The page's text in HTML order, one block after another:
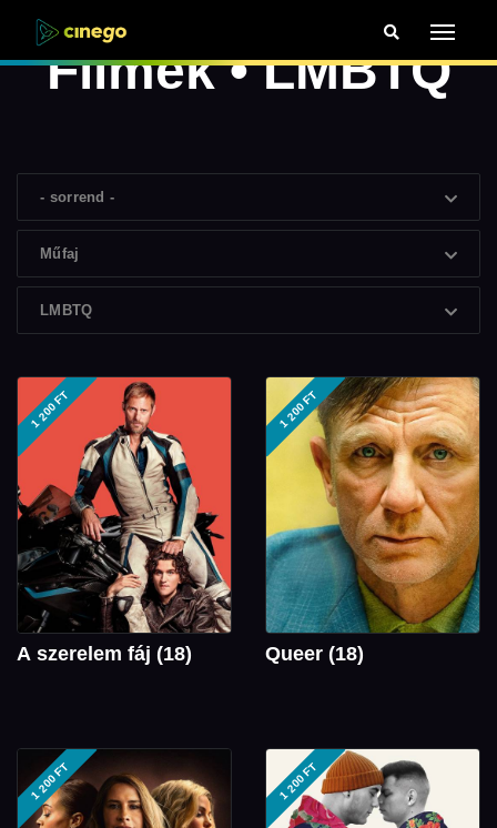
Filmek • LMBTQ
- sorrend -
Műfaj
LMBTQ
1 200 FT
A szerelem fáj (18)
1 200 FT
Queer (18)
1 200 FT 1 200 FT